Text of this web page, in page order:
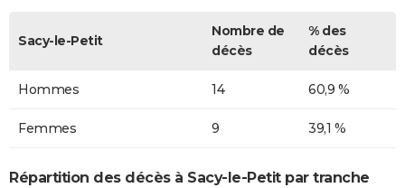
Sacy-le-Petit
Nombre de
décès
% des
décès
Hommes 14 60,9 %
Femmes 9 39,1 %
Répartition des décès à Sacy-le-Petit par tranche